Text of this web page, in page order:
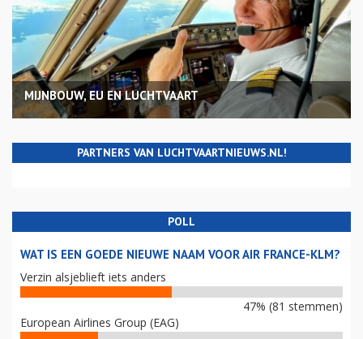
MIJNBOUW, EU EN LUCHTVAART
PARTNERS VAN LUCHTVAARTNIEUWS.NL!
POLL
WAT IS EEN GOEDE NIEUWE NAAM VOOR AIR FRANCE-KLM?
Verzin alsjeblieft iets anders
47% (81 stemmen)
European Airlines Group (EAG)